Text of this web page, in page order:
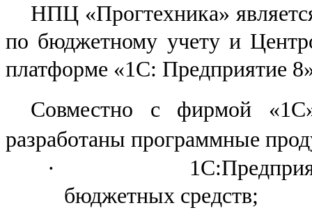
НПЦ «Прогтехника»
по бюджетному учету и
платформе «1С: Предприятие
Совместно с фирмой
разработаны программные
·
бюджетных средств;